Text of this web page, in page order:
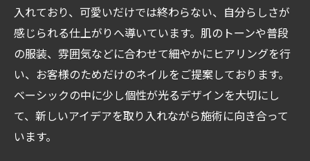
入れており、可愛いだけでは終わらない、自分らしさが
感じられる仕上がりへ導いています。肌のトーンや普段
の服装、雰囲気などに合わせて細やかにヒアリングを行
い、お客様のためだけのネイルをご提案しております。
ベーシックの中に少し個性が光るデザインを大切にし
て、新しいアイデアを取り入れながら施術に向き合って
います。